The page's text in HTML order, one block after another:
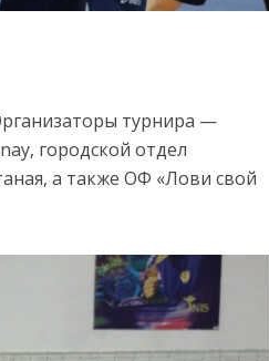
турнира —
городской отдел
а также ОФ «Лови свой